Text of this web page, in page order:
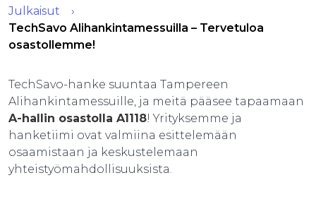
Julkaisut
TechSavo Alihankintamessuilla – Tervetuloa
osastollemme!
TechSavo-hanke suuntaa Tampereen
Alihankintamessuille, ja meitä pääsee tapaamaan
A-hallin osastolla A1118! Yrityksemme ja
hanketiimi ovat valmiina esittelemään
osaamistaan ja keskustelemaan
yhteistyömahdollisuuksista.